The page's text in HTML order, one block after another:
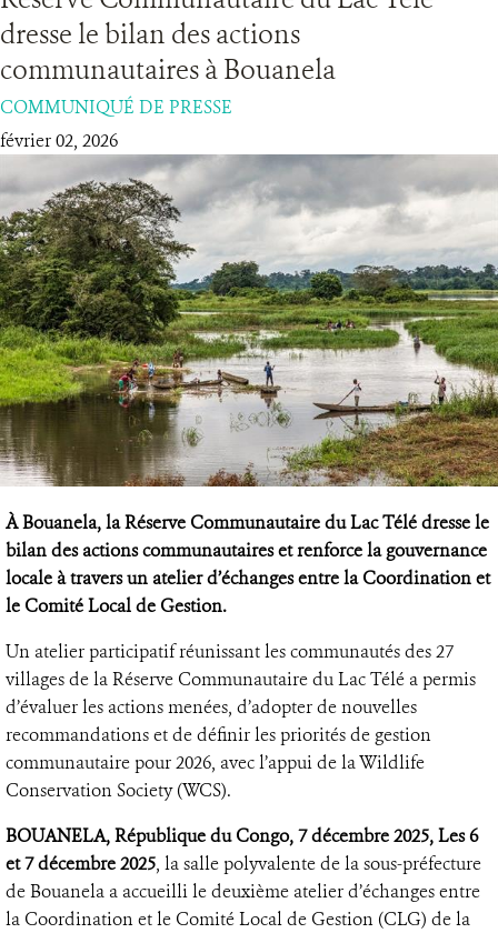
RESSOURCES
DONATE
dresse le bilan des actions
communautaires à Bouanela
COMMUNIQUÉ DE PRESSE
février 02, 2026
À Bouanela, la Réserve Communautaire du Lac Télé dresse le
bilan des actions communautaires et renforce la gouvernance
locale à travers un atelier d’échanges entre la Coordination et
le Comité Local de Gestion.
Un atelier participatif réunissant les communautés des 27
villages de la Réserve Communautaire du Lac Télé a permis
d’évaluer les actions menées, d’adopter de nouvelles
recommandations et de définir les priorités de gestion
communautaire pour 2026, avec l’appui de la Wildlife
Conservation Society (WCS).
BOUANELA, République du Congo, 7 décembre 2025, Les 6
et 7 décembre 2025, la salle polyvalente de la sous-préfecture
de Bouanela a accueilli le deuxième atelier d’échanges entre
la Coordination et le Comité Local de Gestion (CLG) de la